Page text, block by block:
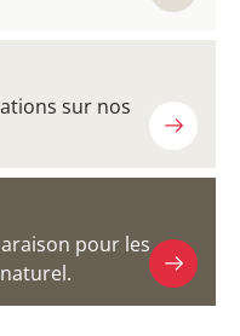
sur nos
pour les